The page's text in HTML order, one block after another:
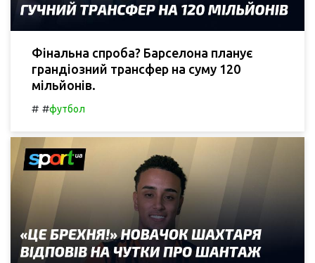
Фінальна спроба? Барселона планує
грандіозний трансфер на суму 120
мільйонів.
# #футбол